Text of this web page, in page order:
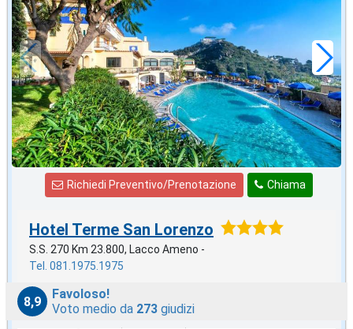
€71,29
a notte
Chiama
Richiedi Preventivo/Prenotazione
Hotel Terme San Lorenzo
S.S. 270 Km 23.800, Lacco Ameno -
Tel. 081.1975.1975
8,9
Favoloso!
Voto medio da 273 giudizi